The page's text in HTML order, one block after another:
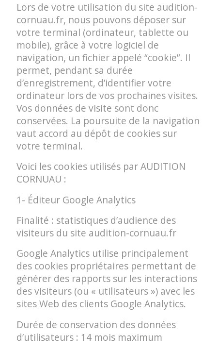
Lors de votre utilisation du site audition-
cornuau.fr, nous pouvons déposer sur
votre terminal (ordinateur, tablette ou
mobile), grâce à votre logiciel de
navigation, un fichier appelé “cookie”. Il
permet, pendant sa durée
d’enregistrement, d’identifier votre
ordinateur lors de vos prochaines visites.
Vos données de visite sont donc
conservées. La poursuite de la navigation
vaut accord au dépôt de cookies sur
votre terminal.
Voici les cookies utilisés par AUDITION
CORNUAU :
1- Éditeur Google Analytics
Finalité : statistiques d’audience des
visiteurs du site audition-cornuau.fr
Google Analytics utilise principalement
des cookies propriétaires permettant de
générer des rapports sur les interactions
des visiteurs (ou « utilisateurs ») avec les
sites Web des clients Google Analytics.
Durée de conservation des données
d’utilisateurs : 14 mois maximum